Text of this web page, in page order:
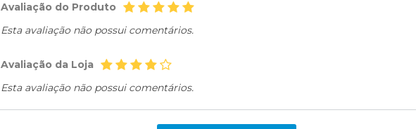
Avaliação do Produto
Esta avaliação não possui comentários.
Avaliação da Loja
Esta avaliação não possui comentários.